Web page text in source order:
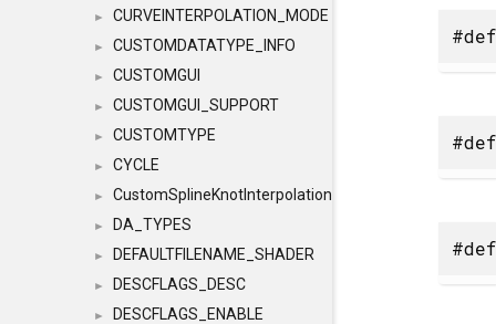
► CURVEINTERPOLATION_MODE
► CUSTOMDATATYPE_INFO
► CUSTOMGUI
► CUSTOMGUI_SUPPORT
► CUSTOMTYPE
► CYCLE
► CustomSplineKnotInterpolation
► DA_TYPES
► DEFAULTFILENAME_SHADER
► DESCFLAGS_DESC
► DESCFLAGS_ENABLE